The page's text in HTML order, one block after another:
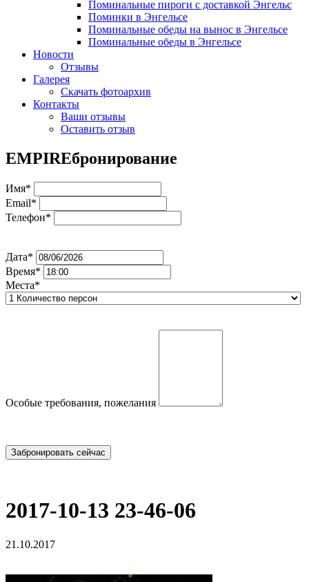
Поминальные пироги с доставкой Энгельс
Поминки в Энгельсе
Поминальные обеды на вынос в Энгельсе
Поминальные обеды в Энгельсе
Новости
Отзывы
Галерея
Скачать фотоархив
Контакты
Ваши отзывы
Оставить отзыв
EMPIREбронирование
Имя*
Email*
Телефон*
Дата*
Время*
Места*
Особые требования, пожелания
2017-10-13 23-46-06
21.10.2017